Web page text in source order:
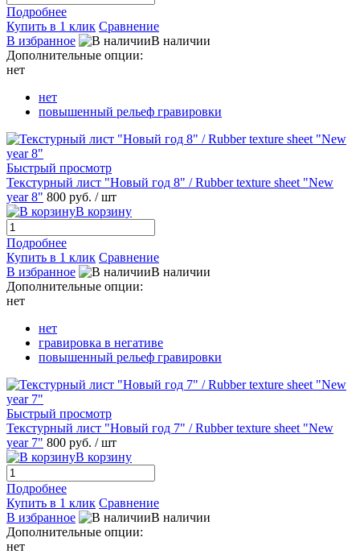
Подробнее
Купить в 1 клик Сравнение
В избранное
В наличии
Дополнительные опции:
нет
нет
повышенный рельеф гравировки
Быстрый просмотр
Текстурный лист "Новый год 8" / Rubber texture sheet "New
year 8" 800 руб. / шт
В корзину
Подробнее
Купить в 1 клик Сравнение
В избранное
В наличии
Дополнительные опции:
нет
нет
гравировка в негативе
повышенный рельеф гравировки
Быстрый просмотр
Текстурный лист "Новый год 7" / Rubber texture sheet "New
year 7" 800 руб. / шт
В корзину
Подробнее
Купить в 1 клик Сравнение
В избранное
В наличии
Дополнительные опции:
нет